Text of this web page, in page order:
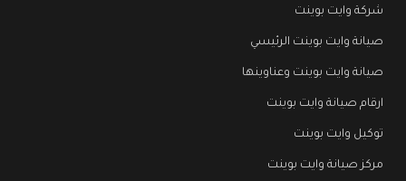
شركة وايت بوينت
صيانة وايت بوينت الرئيسي
صيانة وايت بوينت وعناوينها
ارقام صيانة وايت بوينت
توكيل وايت بوينت
مركز صيانة وايت بوينت